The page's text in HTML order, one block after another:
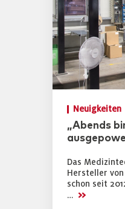
Neuigkeiten
„Abends
Das
Hersteller
schon seit
… >>